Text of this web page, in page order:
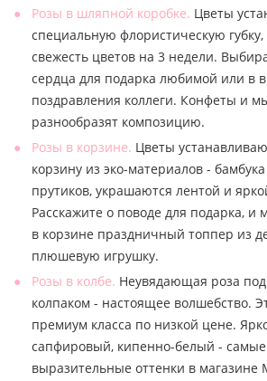
Розы в шляпной коробке. Цветы
специальную флористическую губку,
свежесть цветов на 3 недели.
сердца для подарка любимой или в
поздравления коллеги. Конфеты и
разнообразят композицию.
Розы в корзине. Цветы
корзину из эко-материалов -
прутиков, украшаются лентой и
Расскажите о поводе для подарка, и
в корзине праздничный топпер из
плюшевую игрушку.
Розы в колбе. Неувядающая роза
колпаком - настоящее волшебство.
премиум класса по низкой цене.
сапфировый, кипенно-белый -
выразительные оттенки в магазине